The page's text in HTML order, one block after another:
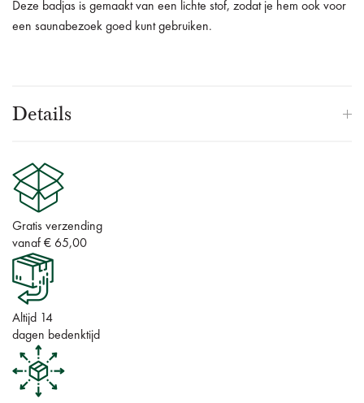
Deze badjas is gemaakt van een lichte stof, zodat je hem ook voor
een saunabezoek goed kunt gebruiken.
Details
Gratis verzending
vanaf € 65,00
Altijd 14
dagen bedenktijd